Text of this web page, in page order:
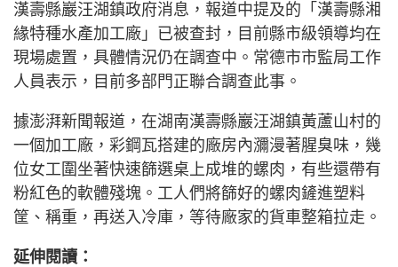
漢壽縣巖汪湖鎮政府消息，報道中提及的「漢壽縣湘
緣特種水產加工廠」已被查封，目前縣市級領導均在
現場處置，具體情況仍在調查中。常德市市監局工作
人員表示，目前多部門正聯合調查此事。
據澎湃新聞報道，在湖南漢壽縣巖汪湖鎮黃蘆山村的
一個加工廠，彩鋼瓦搭建的廠房內瀰漫著腥臭味，幾
位女工圍坐著快速篩選桌上成堆的螺肉，有些還帶有
粉紅色的軟體殘塊。工人們將篩好的螺肉鏟進塑料
筐、稱重，再送入冷庫，等待廠家的貨車整箱拉走。
延伸閱讀：